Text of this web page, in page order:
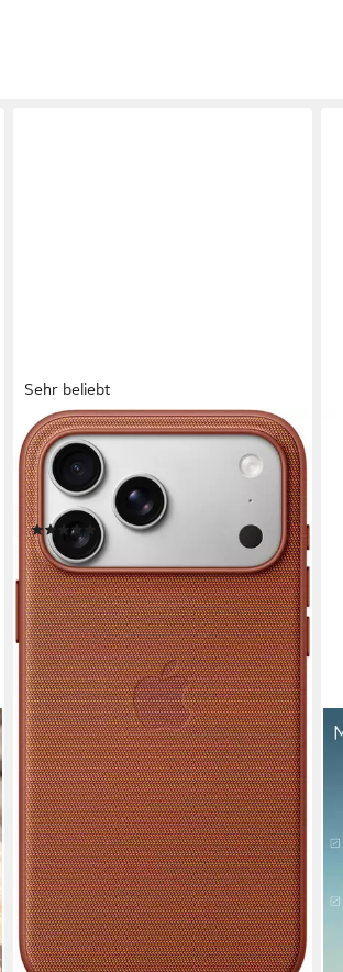
Sehr beliebt
APPLE
Smartphone-Hülle iPhone 17 Pro
Max Funktionsgewebe Case mit
MagSafe 17,5 cm (6,9 Zoll)
(21)
54,02 € UVP
-22%
lieferbar - in 1-2 Werktagen bei dir